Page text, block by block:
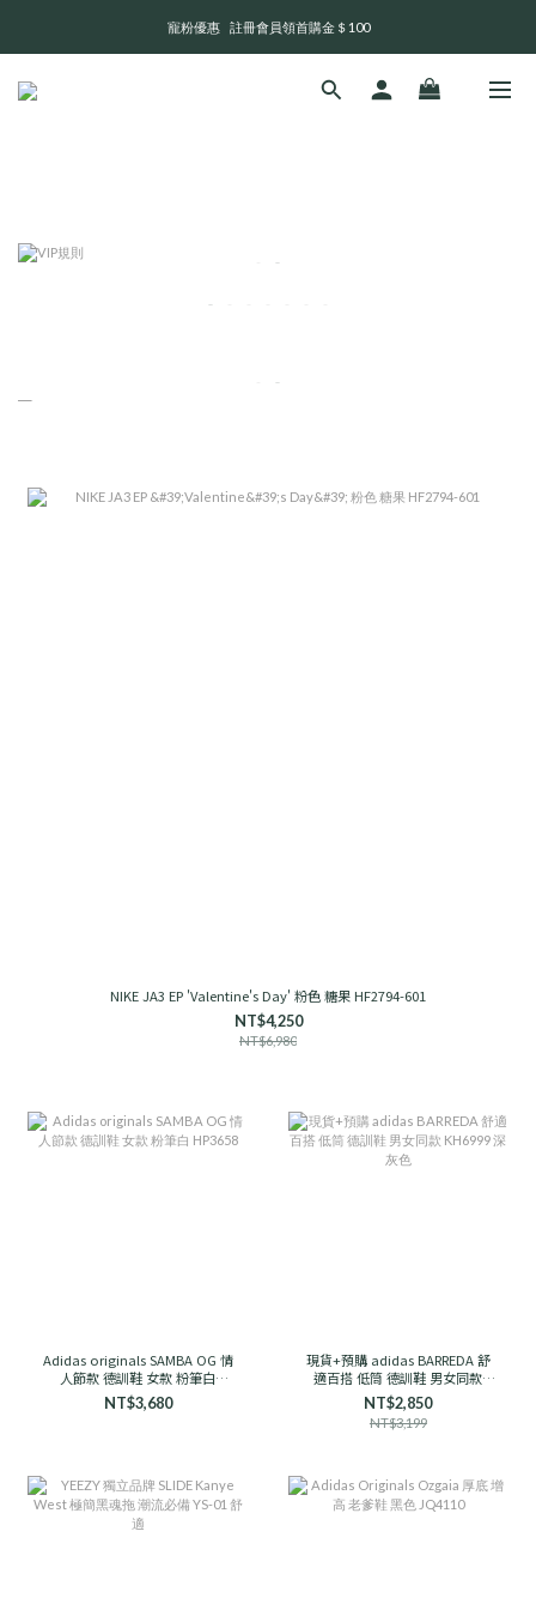
全 館 消 費 滿 三 千 免 運 費 🤘🏻
寵粉優惠    註冊會員領首購金＄100
💬 官網訊息回覆及出貨時間       週一至週日 13:00 - 21:00
NIKE JA3 EP 'Valentine's Day' 粉色 糖果 HF2794-601
NT$4,250
NT$6,980
Adidas originals SAMBA OG 情
人節款 德訓鞋 女款 粉筆白
HP3658
NT$3,680
現貨+預購 adidas BARREDA 舒
適百搭 低筒 德訓鞋 男女同款
KH6999 深灰色
NT$2,850
NT$3,199